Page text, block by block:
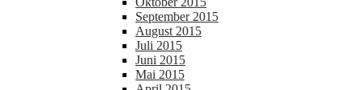
September 2015
August 2015
Juli 2015
Juni 2015
Mai 2015